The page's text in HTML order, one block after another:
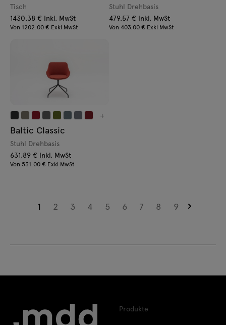
Tisch
1430.38 € Inkl. MwSt
Von 1202.00 € Exkl MwSt
Stuhl Drehbasis
479.57 € Inkl. MwSt
Von 403.00 € Exkl MwSt
+
Baltic Classic
Stuhl Drehbasis
631.89 € Inkl. MwSt
Von 531.00 € Exkl MwSt
1 2 3 4 5 6 7 8 9
Produkte